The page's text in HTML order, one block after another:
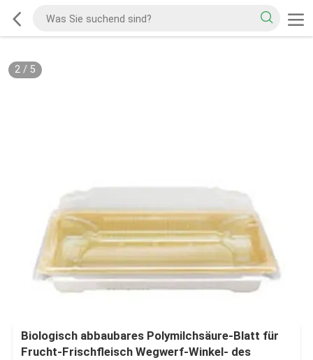
2/ 5
Biologisch abbaubares Polymilchsäure-Blatt für
Frucht-Frischfleisch Wegwerf-Winkel- des